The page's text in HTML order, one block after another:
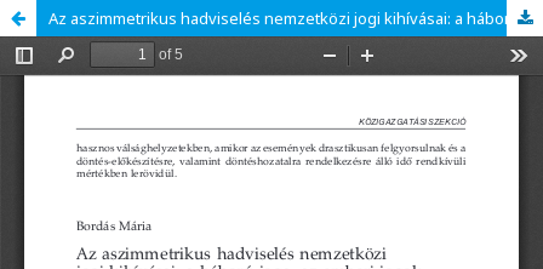
Az aszimmetrikus hadviselés nemzetközi jogi kihívásai: a háború joga, az emberi jogok és a büntetőjogi eszközök